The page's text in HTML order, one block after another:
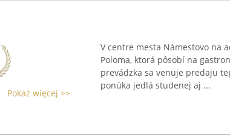
Pokaż więcej >>
V centre mesta Námestovo na
Poloma, ktorá pôsobí na
prevádzka sa venuje predaju
ponúka jedlá studenej aj ...